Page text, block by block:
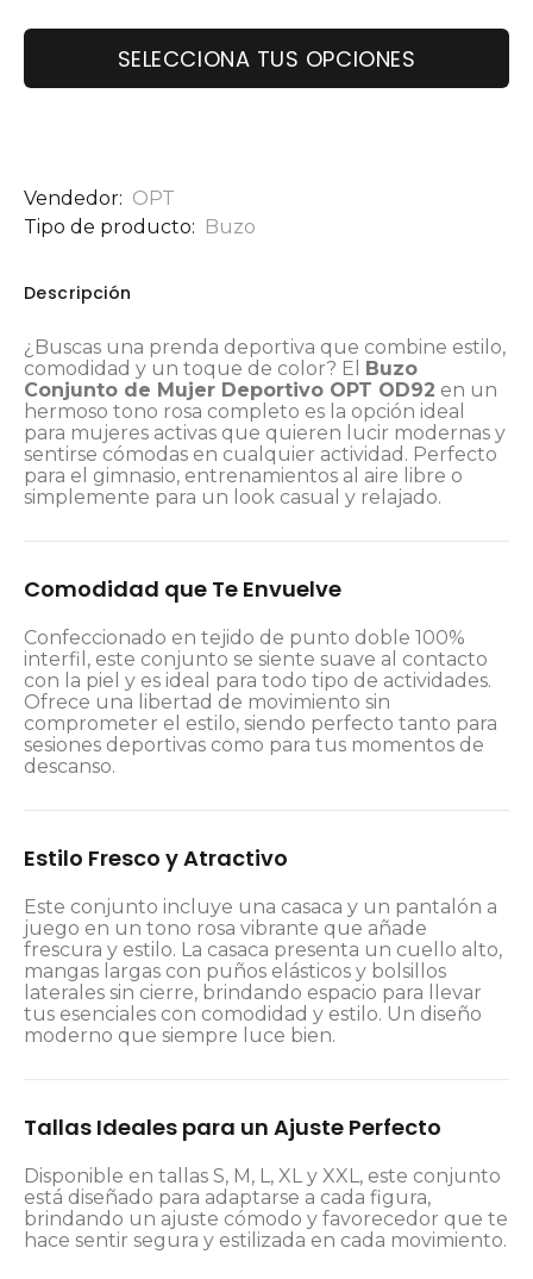
SELECCIONA TUS OPCIONES
Vendedor: OPT
Tipo de producto: Buzo
Descripción
¿Buscas una prenda deportiva que combine estilo,
comodidad y un toque de color? El Buzo
Conjunto de Mujer Deportivo OPT OD92 en un
hermoso tono rosa completo es la opción ideal
para mujeres activas que quieren lucir modernas y
sentirse cómodas en cualquier actividad. Perfecto
para el gimnasio, entrenamientos al aire libre o
simplemente para un look casual y relajado.
Comodidad que Te Envuelve
Confeccionado en tejido de punto doble 100%
interfil, este conjunto se siente suave al contacto
con la piel y es ideal para todo tipo de actividades.
Ofrece una libertad de movimiento sin
comprometer el estilo, siendo perfecto tanto para
sesiones deportivas como para tus momentos de
descanso.
Estilo Fresco y Atractivo
Este conjunto incluye una casaca y un pantalón a
juego en un tono rosa vibrante que añade
frescura y estilo. La casaca presenta un cuello alto,
mangas largas con puños elásticos y bolsillos
laterales sin cierre, brindando espacio para llevar
tus esenciales con comodidad y estilo. Un diseño
moderno que siempre luce bien.
Tallas Ideales para un Ajuste Perfecto
Disponible en tallas S, M, L, XL y XXL, este conjunto
está diseñado para adaptarse a cada figura,
brindando un ajuste cómodo y favorecedor que te
hace sentir segura y estilizada en cada movimiento.